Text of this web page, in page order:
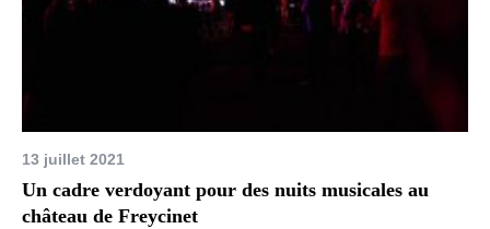
13 juillet 2021
Un cadre verdoyant pour des nuits musicales au
château de Freycinet